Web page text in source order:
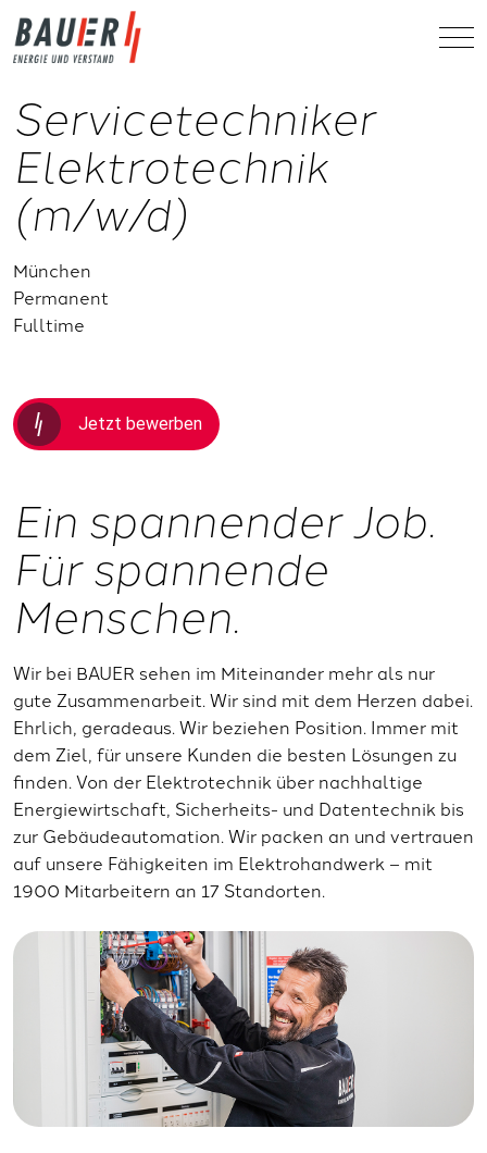
Servicetechniker
Elektrotechnik
(m/w/d)
München
Permanent
Fulltime
Jetzt bewerben
Ein spannender Job.
Für spannende
Menschen.
Wir bei BAUER sehen im Miteinander mehr als nur
gute Zusammenarbeit. Wir sind mit dem Herzen dabei.
Ehrlich, geradeaus. Wir beziehen Position. Immer mit
dem Ziel, für unsere Kunden die besten Lösungen zu
finden. Von der Elektrotechnik über nachhaltige
Energiewirtschaft, Sicherheits- und Datentechnik bis
zur Gebäudeautomation. Wir packen an und vertrauen
auf unsere Fähigkeiten im Elektrohandwerk – mit
1900 Mitarbeitern an 17 Standorten.